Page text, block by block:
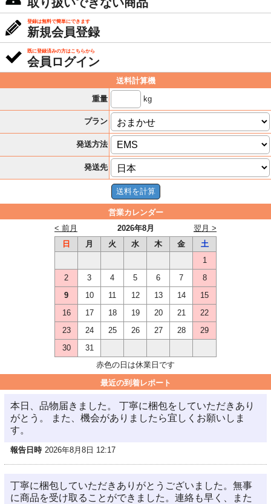
登録は無料で簡単にできます
新規会員登録
既に登録済みの方はこちらから
会員ログイン
送料計算機
重量
kg
プラン
発送方法
発送先
営業カレンダー
2026年8月
< 前月
翌月 >
日
月 火 水 木 金
土
1
2
3 4 5 6 7
8
9
10 11 12 13 14
15
16
17 18 19 20 21
22
23
24 25 26 27 28
29
30
31
赤色の日は休業日です
最近の到着レポート
本日、品物届きました。 丁寧に梱包をしていただきあり
がとう。 また、機会がありましたら宜しくお願いしま
す。
報告日時 2026年8月8日 12:17
丁寧に梱包していただきありがとうございました。無事
に商品を受け取ることができました。連絡も早く、また